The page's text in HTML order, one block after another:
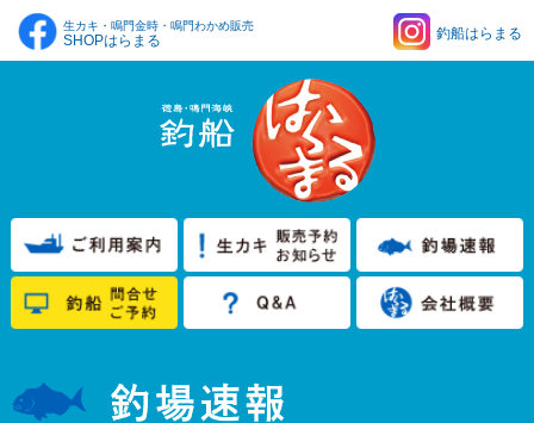
生カキ・鳴門金時・鳴門わかめ販売
SHOPはらまる 釣船はらまる